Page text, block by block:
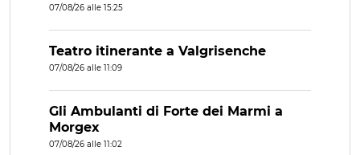
07/08/26 alle 15:25
Teatro itinerante a Valgrisenche
07/08/26 alle 11:09
Gli Ambulanti di Forte dei Marmi a
Morgex
07/08/26 alle 11:02